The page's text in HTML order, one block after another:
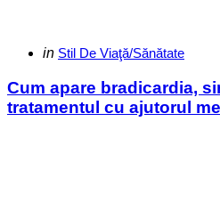
Categories
Posted
in Stil De Viaţă/Sănătate
Cum apare bradicardia,
tratamentul cu ajutorul